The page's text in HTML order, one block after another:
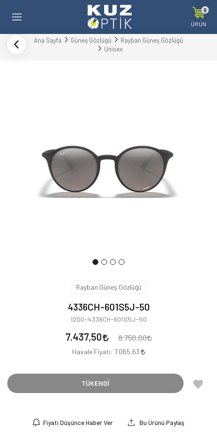
0
ÜRÜN
Ana Sayfa Güneş Gözlüğü
Rayban Güneş Gözlüğü
Unisex
Rayban Güneş Gözlüğü
4336CH-601S5J-50
1200-4336CH-601S5J-50
7.437,50 8.750,00
Havale Fiyatı: 7.065,63
TÜKENDİ
Fiyatı Düşünce Haber Ver Bu Ürünü Paylaş